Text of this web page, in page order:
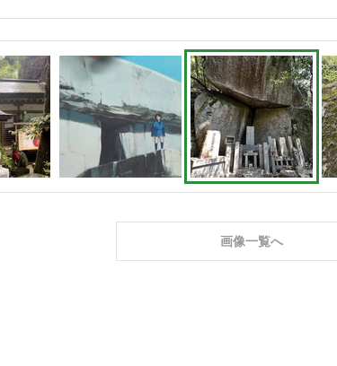
画像一覧へ